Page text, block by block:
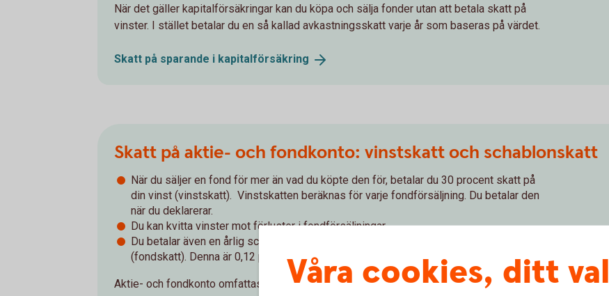
När det gäller kapitalförsäkringar kan du köpa och sälja fonder utan att betala skatt på
vinster. I stället betalar du en så kallad avkastningsskatt varje år som baseras på värdet.
Skatt på sparande i kapitalförsäkring
Skatt på aktie- och fondkonto: vinstskatt och schablonskatt
När du säljer en fond för mer än vad du köpte den för, betalar du 30 procent skatt på
din vinst (vinstskatt). Vinstskatten beräknas för varje fondförsäljning. Du betalar den
när du deklarerar.
Du kan kvitta vinster mot förluster i fondförsäljningar.
Du betalar även en årlig schablonskatt på fonderna som du har på fondkontot
(fondskatt). Denna är 0,12 procent av fondandelarnas värde vid årets början.
Aktie- och fondkonto omfattas av investerarskyddet och insättningsgarantin .
Våra cookies, ditt val